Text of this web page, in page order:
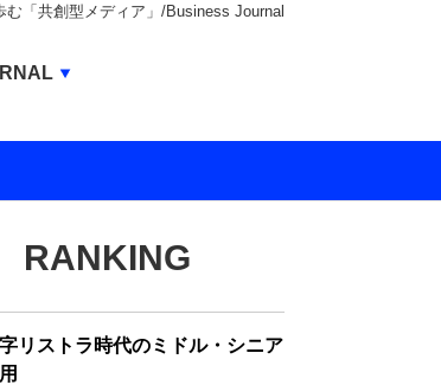
「共創型メディア」/Business Journal
RANKING
リストラ時代のミドル・シニア
JOURNAL